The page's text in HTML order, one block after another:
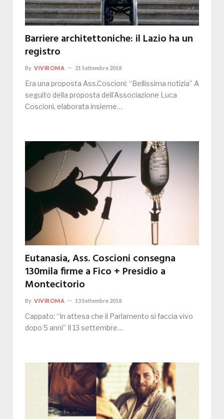
Barriere architettoniche: il Lazio ha un
registro
By VIVIROMA 21 Settembre 2018
Era una proposta Ass.Coscioni: “Bellissima notizia” A
seguito della proposta dell’Associazione Luca
Coscioni, elaborata insieme…
Eutanasia, Ass. Coscioni consegna
130mila firme a Fico + Presidio a
Montecitorio
By VIVIROMA 13 Settembre 2018
Cappato: “In attesa che il Parlamento si faccia vivo
dopo 5 anni” Il 13 settembre…